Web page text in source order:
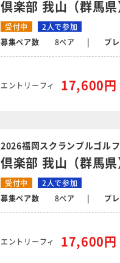
倶楽部 我山（群馬県
受付中 2人で参加
募集ペア数 8ペア プ
エントリーフィ 17,600円
2026福岡スクランブルゴル
倶楽部 我山（群馬県
受付中 2人で参加
募集ペア数 8ペア プ
エントリーフィ 17,600円